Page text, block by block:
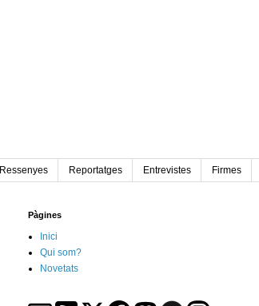
Ressenyes Reportatges Entrevistes Firmes
Pàgines
Inici
Qui som?
Novetats